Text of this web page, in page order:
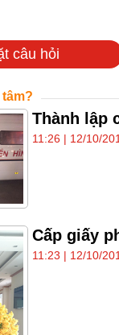
câu hỏi
Thành lập
11:26 | 12/10/
Cấp giấy
11:23 | 12/10/